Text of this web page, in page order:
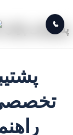
📞
پشتیبانی